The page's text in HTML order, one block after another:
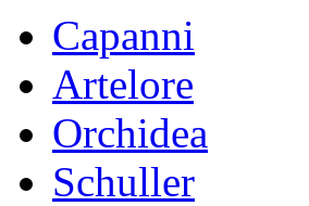
Capanni
Artelore
Orchidea
Schuller